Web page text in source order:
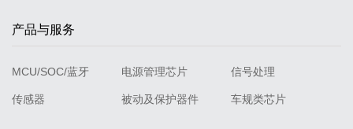
产品与服务
MCU/SOC/蓝牙 电源管理芯片 信号处理
传感器 被动及保护器件 车规类芯片